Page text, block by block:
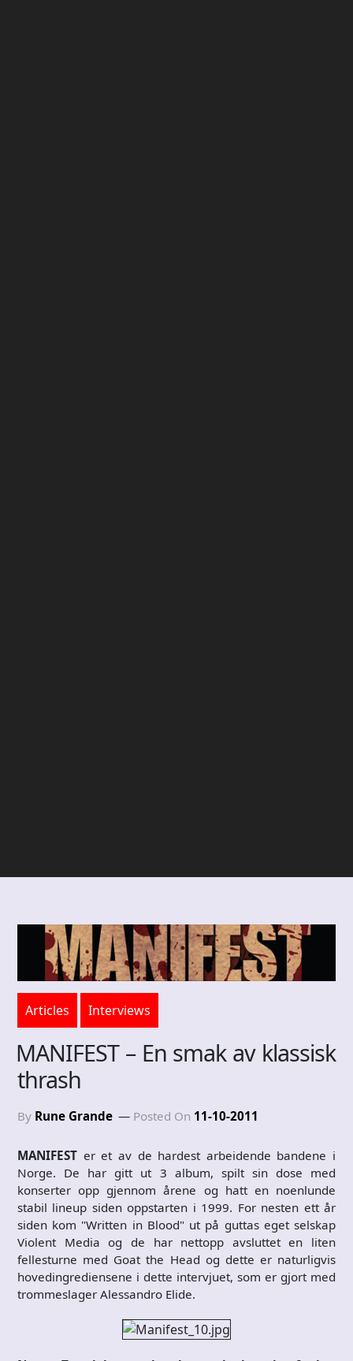
Articles Interviews
MANIFEST – En smak av klassisk
thrash
By Rune Grande Posted On 11-10-2011
MANIFEST er et av de hardest arbeidende bandene i
Norge. De har gitt ut 3 album, spilt sin dose med
konserter opp gjennom årene og hatt en noenlunde
stabil lineup siden oppstarten i 1999. For nesten ett år
siden kom "Written in Blood" ut på guttas eget selskap
Violent Media og de har nettopp avsluttet en liten
fellesturne med Goat the Head og dette er naturligvis
hovedingrediensene i dette intervjuet, som er gjort med
trommeslager Alessandro Elide.